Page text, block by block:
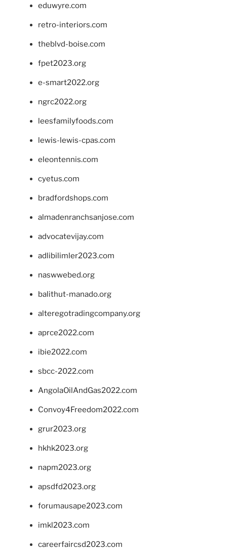
eduwyre.com
retro-interiors.com
theblvd-boise.com
fpet2023.org
e-smart2022.org
ngrc2022.org
leesfamilyfoods.com
lewis-lewis-cpas.com
eleontennis.com
cyetus.com
bradfordshops.com
almadenranchsanjose.com
advocatevijay.com
adlibilimler2023.com
naswwebed.org
balithut-manado.org
alteregotradingcompany.org
aprce2022.com
ibie2022.com
sbcc-2022.com
AngolaOilAndGas2022.com
Convoy4Freedom2022.com
grur2023.org
hkhk2023.org
napm2023.org
apsdfd2023.org
forumausape2023.com
imkl2023.com
careerfaircsd2023.com